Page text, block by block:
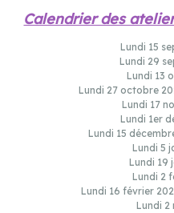
Calendrier des
Lundi 15
Lundi 29
Lundi 13
Lundi 27 octobre
Lundi 17
Lundi 1er
Lundi 15
Lundi 5
Lundi 19
Lundi 2
Lundi 16 février
Lundi 2